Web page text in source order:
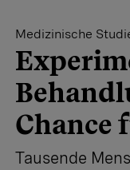
Medizinische
Chance
Tausende